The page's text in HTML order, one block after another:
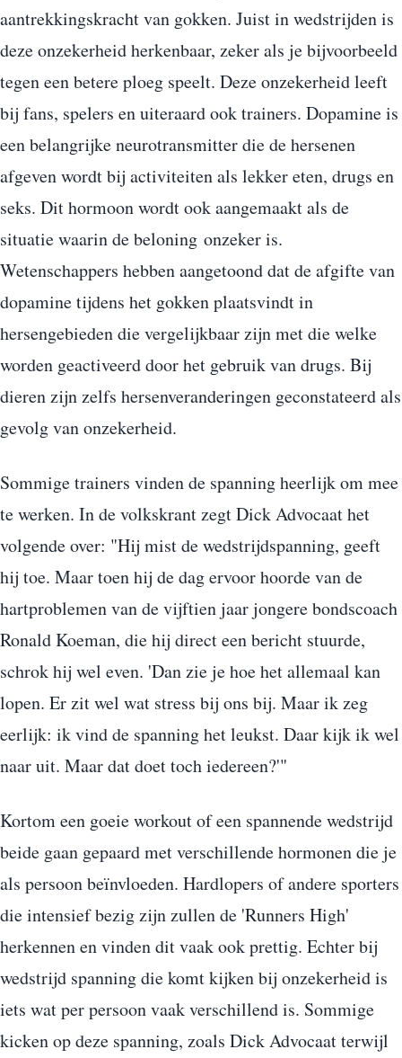
aantrekkingskracht van gokken. Juist in wedstrijden is
deze onzekerheid herkenbaar, zeker als je bijvoorbeeld
tegen een betere ploeg speelt. Deze onzekerheid leeft
bij fans, spelers en uiteraard ook trainers. Dopamine is
een belangrijke neurotransmitter die de hersenen
afgeven wordt bij activiteiten als lekker eten, drugs en
seks. Dit hormoon wordt ook aangemaakt als de
situatie waarin de beloning onzeker is.
Wetenschappers hebben aangetoond dat de afgifte van
dopamine tijdens het gokken plaatsvindt in
hersengebieden die vergelijkbaar zijn met die welke
worden geactiveerd door het gebruik van drugs. Bij
dieren zijn zelfs hersenveranderingen geconstateerd als
gevolg van onzekerheid.
Sommige trainers vinden de spanning heerlijk om mee
te werken. In de volkskrant zegt Dick Advocaat het
volgende over: "Hij mist de wedstrijdspanning, geeft
hij toe. Maar toen hij de dag ervoor hoorde van de
hartproblemen van de vijftien jaar jongere bondscoach
Ronald Koeman, die hij direct een bericht stuurde,
schrok hij wel even. 'Dan zie je hoe het allemaal kan
lopen. Er zit wel wat stress bij ons bij. Maar ik zeg
eerlijk: ik vind de spanning het leukst. Daar kijk ik wel
naar uit. Maar dat doet toch iedereen?'"
Kortom een goeie workout of een spannende wedstrijd
beide gaan gepaard met verschillende hormonen die je
als persoon beïnvloeden. Hardlopers of andere sporters
die intensief bezig zijn zullen de 'Runners High'
herkennen en vinden dit vaak ook prettig. Echter bij
wedstrijd spanning die komt kijken bij onzekerheid is
iets wat per persoon vaak verschillend is. Sommige
kicken op deze spanning, zoals Dick Advocaat terwijl